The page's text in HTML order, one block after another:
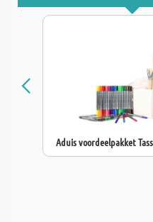
Aduis voordeelpakket